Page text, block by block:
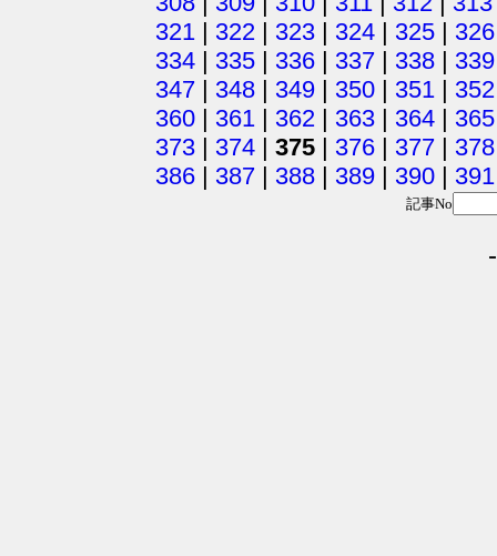
321 | 322 | 323 | 324 | 325 | 326
334 | 335 | 336 | 337 | 338 | 339
347 | 348 | 349 | 350 | 351 | 352
360 | 361 | 362 | 363 | 364 | 365
373 | 374 | 375 | 376 | 377 | 378
386 | 387 | 388 | 389 | 390 | 391
記事No